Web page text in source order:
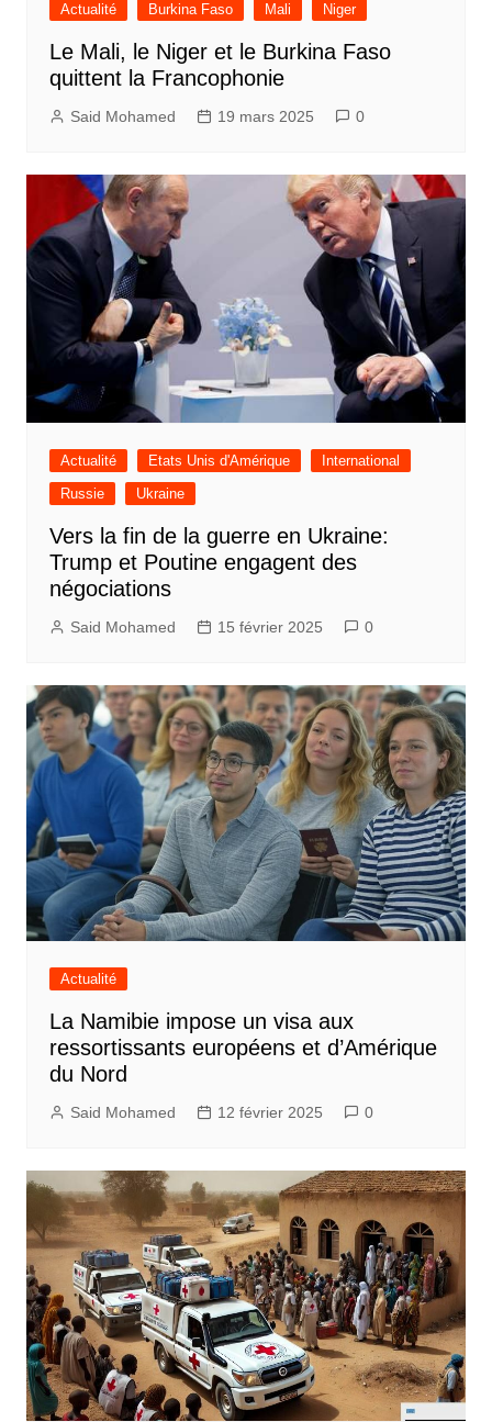
Actualité Burkina Faso Mali Niger
Le Mali, le Niger et le Burkina Faso
quittent la Francophonie
Said Mohamed 19 mars 2025 0
Actualité Etats Unis d'Amérique
International
Russie
Ukraine
Vers la fin de la guerre en Ukraine:
Trump et Poutine engagent des
négociations
Said Mohamed 15 février 2025 0
Actualité
La Namibie impose un visa aux
ressortissants européens et d’Amérique
du Nord
Said Mohamed 12 février 2025 0